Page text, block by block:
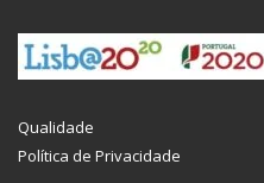
Qualidade
Política de Privacidade